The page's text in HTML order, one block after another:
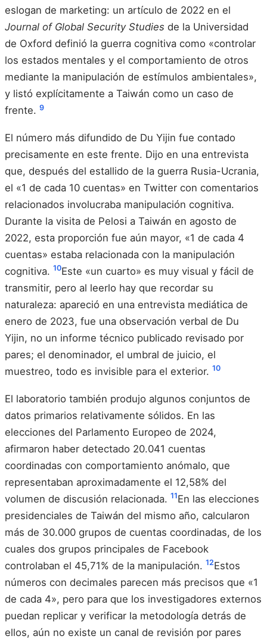
eslogan de marketing: un artículo de 2022 en el
Journal of Global Security Studies de la Universidad
de Oxford definió la guerra cognitiva como «controlar
los estados mentales y el comportamiento de otros
mediante la manipulación de estímulos ambientales»,
y listó explícitamente a Taiwán como un caso de
frente. 9
El número más difundido de Du Yijin fue contado
precisamente en este frente. Dijo en una entrevista
que, después del estallido de la guerra Rusia-Ucrania,
el «1 de cada 10 cuentas» en Twitter con comentarios
relacionados involucraba manipulación cognitiva.
Durante la visita de Pelosi a Taiwán en agosto de
2022, esta proporción fue aún mayor, «1 de cada 4
cuentas» estaba relacionada con la manipulación
cognitiva. 10Este «un cuarto» es muy visual y fácil de
transmitir, pero al leerlo hay que recordar su
naturaleza: apareció en una entrevista mediática de
enero de 2023, fue una observación verbal de Du
Yijin, no un informe técnico publicado revisado por
pares; el denominador, el umbral de juicio, el
muestreo, todo es invisible para el exterior. 10
El laboratorio también produjo algunos conjuntos de
datos primarios relativamente sólidos. En las
elecciones del Parlamento Europeo de 2024,
afirmaron haber detectado 20.041 cuentas
coordinadas con comportamiento anómalo, que
representaban aproximadamente el 12,58% del
volumen de discusión relacionada. 11En las elecciones
presidenciales de Taiwán del mismo año, calcularon
más de 30.000 grupos de cuentas coordinadas, de los
cuales dos grupos principales de Facebook
controlaban el 45,71% de la manipulación. 12Estos
números con decimales parecen más precisos que «1
de cada 4», pero para que los investigadores externos
puedan replicar y verificar la metodología detrás de
ellos, aún no existe un canal de revisión por pares